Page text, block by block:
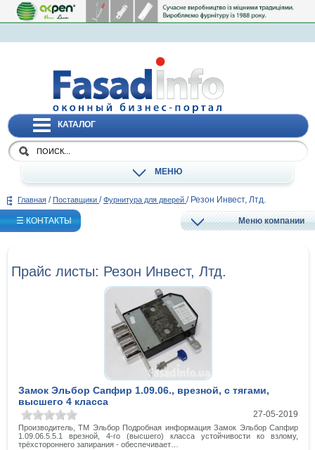
КАТАЛОГ
МЕНЮ
Главная / Поставщики / Фурнитура для дверей / Резон Инвест, Лтд.
☰ КОНТАКТЫ Меню компании
Прайс листы: Резон Инвест, Лтд.
Замок Эльбор Сапфир 1.09.06., врезной, с тягами,
высшего 4 класса
27-05-2019
Производитель, ТМ Эльбор Подробная информация Замок Эльбор Сапфир
1.09.06.5.5.1 врезной, 4-го (высшего) класса устойчивости ко взлому,
трёхстороннего запирания - обеспечивает…